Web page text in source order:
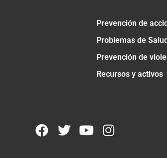
Prevención de
Problemas de
Prevención de
Recursos y activos